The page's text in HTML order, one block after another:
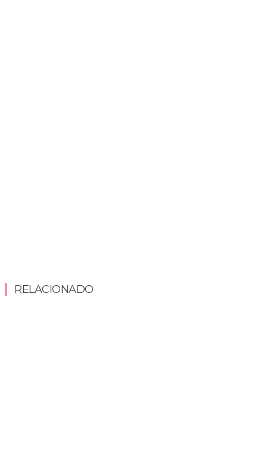
RELACIONADO